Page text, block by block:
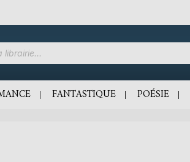
FANTASTIQUE POÉSIE